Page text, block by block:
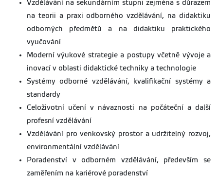
Vzdělávání na sekundárním stupni zejména s důrazem
na teorii a praxi odborného vzdělávání, na didaktiku
odborných předmětů a na didaktiku praktického
vyučování
Moderní výukové strategie a postupy včetně vývoje a
inovací v oblasti didaktické techniky a technologie
Systémy odborné vzdělávání, kvalifikační systémy a
standardy
Celoživotní učení v návaznosti na počáteční a další
profesní vzdělávání
Vzdělávání pro venkovský prostor a udržitelný rozvoj,
environmentální vzdělávání
Poradenství v odborném vzdělávání, především se
zaměřením na kariérové poradenství